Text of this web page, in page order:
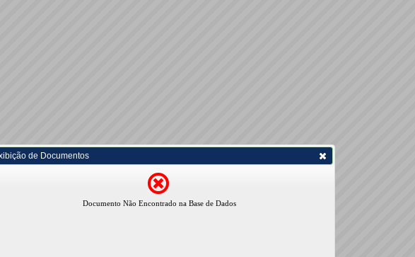
de Documentos
Documento Não Encontrado na Base de Dados